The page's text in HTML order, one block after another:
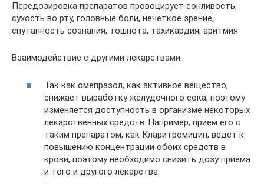
Передозировка препаратов провоцирует сонливость,
сухость во рту, головные боли, нечеткое зрение,
спутанность сознания, тошнота, тахикардия, аритмия.
Взаимодействие с другими лекарствами:
Так как омепразол, как активное вещество,
снижает выработку желудочного сока, поэтому
изменяется доступность в организме некоторых
лекарственных средств. Например, прием его с
таким препаратом, как Кларитромицин, ведет к
повышению концентрации обоих средств в
крови, поэтому необходимо снизить дозу приема
и того и другого лекарства.